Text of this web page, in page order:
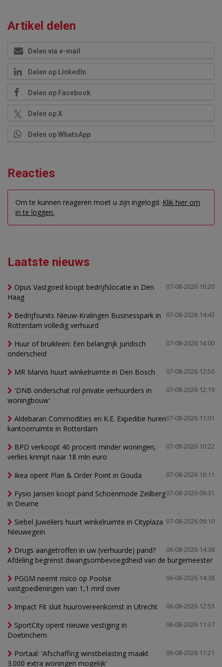
Artikel delen
Delen via e-mail
Delen op LinkedIn
Delen op Facebook
Delen op X
Delen op WhatsApp
Reacties
Om te kunnen reageren moet u zijn ingelogd. Klik hier om
in te loggen.
Laatste nieuws
07-08-2026 16:20
Opus Vastgoed koopt bedrijfslocatie in Den
Haag
07-08-2026 14:43
Bedrijfsunits Nieuw-Kralingen Businesspark in
Rotterdam volledig verhuurd
07-08-2026 14:00
Huur of bruikleen: Een belangrijk juridisch
onderscheid
07-08-2026 12:50
MR Marvis huurt winkelruimte in Den Bosch
07-08-2026 12:19
'DNB onderschat rol private verhuurders in
woningbouw'
07-08-2026 11:01
Aldebaran Commodities en K.E. Expeditie huren
kantoorruimte in Rotterdam
07-08-2026 10:22
BPD verkoopt 40 procent minder woningen,
verlies krimpt naar 18 mln euro
07-08-2026 10:11
Ikea opent Plan & Order Point in Gouda
07-08-2026 09:31
Fysio Jansen koopt pand Schoenmode Zeilberg
in Deurne
07-08-2026 09:10
Siebel Juweliers huurt winkelruimte in Cityplaza
Nieuwegein
06-08-2026 14:38
Drugs aangetroffen in uw (verhuurde) pand?
Afdeling begrenst dwangsombevoegdheid van de burgemeester
06-08-2026 14:38
PGGM neemt risico op Poolse
vastgoedleningen van 1,1 mrd over
06-08-2026 12:53
Impact Fit sluit huurovereenkomst in Utrecht
06-08-2026 11:37
SportCity opent nieuwe vestiging in
Doetinchem
06-08-2026 11:21
Portaal: 'Afschaffing winstbelasting maakt
3.000 extra woningen mogelijk'